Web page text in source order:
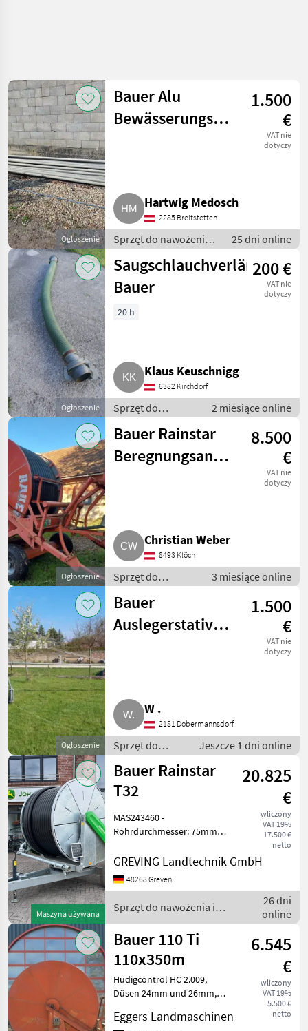
Ogłoszenie
Bauer Alu
Bewässerungsrohre
1.500
€
VAT nie
dotyczy
Hartwig Medosch
2285 Breitstetten
Sprzęt do nawożenia i
nawadniania /
Systemy nawadniania
25 dni online
Ogłoszenie
Saugschlauchverlängerung
Bauer
200 €
VAT nie
dotyczy
20 h
Klaus Keuschnigg
6382 Kirchdorf
Sprzęt do
nawożenia i
nawadniania /
Systemy
nawadniania
2 miesiące online
Ogłoszenie
Bauer Rainstar
Beregnungsanlage
8.500
€
VAT nie
dotyczy
Christian Weber
8493 Klöch
Sprzęt do
nawożenia i
nawadniania /
Systemy
nawadniania
3 miesiące online
Ogłoszenie
Bauer
Auslegerstativ
1.500
€
VAT nie
dotyczy
W .
2181 Dobermannsdorf
Sprzęt do
nawożenia i
nawadniania /
Systemy
nawadniania
Jeszcze 1 dni online
Maszyna używana
Bauer Rainstar
T32
20.825
€
wliczony
VAT 19%
17.500 €
netto
MAS243460 -
Rohrdurchmesser: 75mm -
Kombi Radstativ Ecostar
Leistungsstarke
4, 3“ Full LED, Touch-Displ
GREVING Landtechnik GmbH
48268 Greven
Sprzęt do nawożenia i
nawadniania / Bauer
26 dni
online
Bauer 110 Ti
110x350m
6.545
€
wliczony
VAT 19%
5.500 €
netto
Hüdigcontrol HC 2.009,
Düsen 24mm und 26mm,
Ti / PE-Rohr 110x350m / 1-
Eggers Landmaschinen